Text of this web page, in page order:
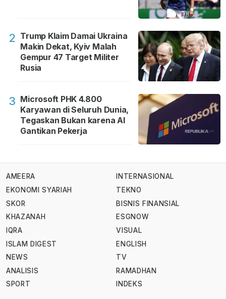
2 Trump Klaim Damai Ukraina
Makin Dekat, Kyiv Malah
Gempur 47 Target Militer
Rusia
3 Microsoft PHK 4.800
Karyawan di Seluruh Dunia,
Tegaskan Bukan karena AI
Gantikan Pekerja
AMEERA
EKONOMI SYARIAH
SKOR
KHAZANAH
IQRA
ISLAM DIGEST
NEWS
ANALISIS
SPORT
INTERNASIONAL
TEKNO
BISNIS FINANSIAL
ESGNOW
VISUAL
ENGLISH
TV
RAMADHAN
INDEKS